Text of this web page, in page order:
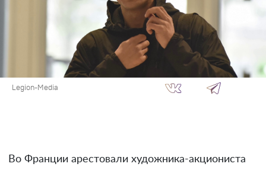
Legion-Media
Во Франции арестовали художника-акциониста